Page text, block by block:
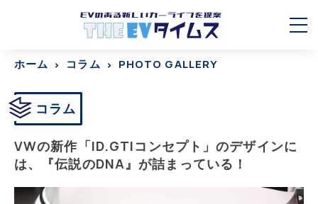
ホーム コラム PHOTO GALLERY
コラム
VWの新作「ID.GTIコンセプト」のデザインに
は、『伝説のDNA』が詰まっている！